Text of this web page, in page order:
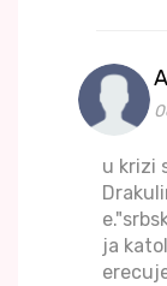
u krizi
ja